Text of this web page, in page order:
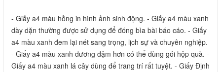
- Giấy a4 màu hồng in hình ảnh sinh động. - Giấy a4 màu xanh
dày dặn thường được sử dụng để đóng bìa bài báo cáo. - Giấy
a4 màu xanh đem lại nét sang trọng, lịch sự và chuyên nghiệp.
- Giấy a4 màu xanh dương đậm hơn có thể dùng gói hộp quà. -
Giấy a4 màu xanh lá cây dùng để trang trí rất tuyệt. - Giấy Định